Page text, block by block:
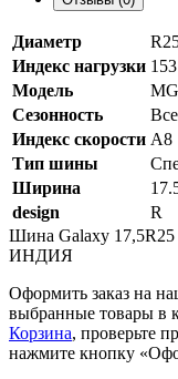
Диаметр
Индекс нагрузки 153
Модель
Сезонность
Индекс скорости A8
Тип шины
Ширина
design
R
Шина Galaxy
ИНДИЯ
Оформить заказ на
выбранные товары в
Корзина, проверьте
нажмите кнопку